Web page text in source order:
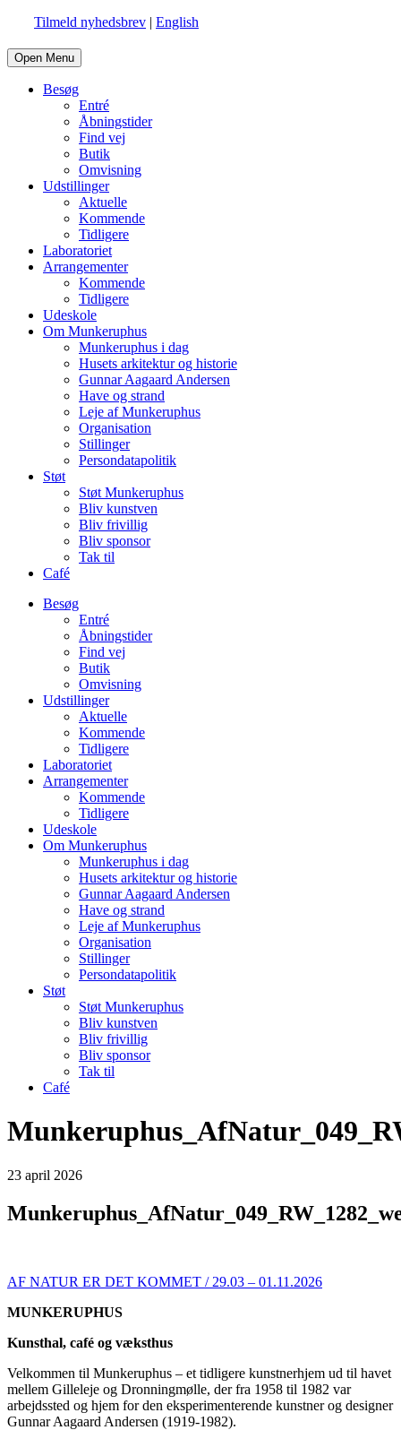
Tilmeld nyhedsbrev | English
Open Menu
Besøg
Entré
Åbningstider
Find vej
Butik
Omvisning
Udstillinger
Aktuelle
Kommende
Tidligere
Laboratoriet
Arrangementer
Kommende
Tidligere
Udeskole
Om Munkeruphus
Munkeruphus i dag
Husets arkitektur og historie
Gunnar Aagaard Andersen
Have og strand
Leje af Munkeruphus
Organisation
Stillinger
Persondatapolitik
Støt
Støt Munkeruphus
Bliv kunstven
Bliv frivillig
Bliv sponsor
Tak til
Café
Besøg
Entré
Åbningstider
Find vej
Butik
Omvisning
Udstillinger
Aktuelle
Kommende
Tidligere
Laboratoriet
Arrangementer
Kommende
Tidligere
Udeskole
Om Munkeruphus
Munkeruphus i dag
Husets arkitektur og historie
Gunnar Aagaard Andersen
Have og strand
Leje af Munkeruphus
Organisation
Stillinger
Persondatapolitik
Støt
Støt Munkeruphus
Bliv kunstven
Bliv frivillig
Bliv sponsor
Tak til
Café
23 april 2026
AF NATUR ER DET KOMMET / 29.03 – 01.11.2026
MUNKERUPHUS
Kunsthal, café og væksthus
Velkommen til Munkeruphus – et tidligere kunstnerhjem ud til havet
mellem Gilleleje og Dronningmølle, der fra 1958 til 1982 var
arbejdssted og hjem for den eksperimenterende kunstner og designer
Gunnar Aagaard Andersen (1919-1982).